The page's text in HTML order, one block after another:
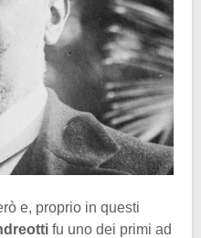
e, proprio in questi
fu uno dei primi ad